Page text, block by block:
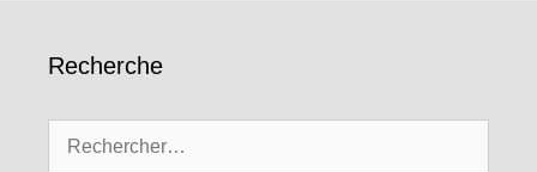
Recherche